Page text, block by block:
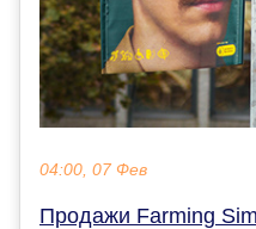
04:00, 07 Фев
Продажи Farming